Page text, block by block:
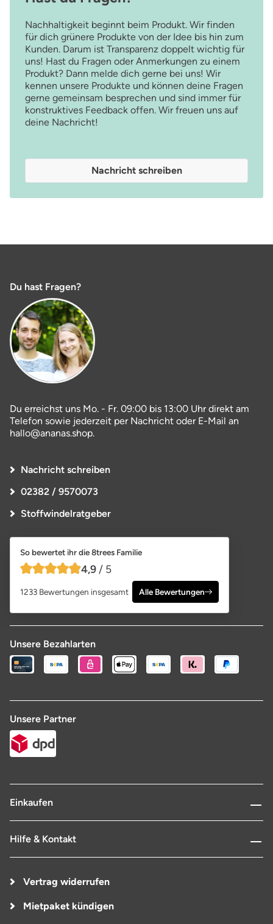
Nachhaltigkeit beginnt beim Produkt. Wir finden
für dich grünere Produkte von der Idee bis hin zum
Kunden. Darum ist Transparenz doppelt wichtig für
uns! Hast du Fragen oder Anmerkungen zu einem
Produkt? Dann melde dich gerne bei uns! Wir
kennen unsere Produkte und können deine Fragen
gerne gemeinsam besprechen und sind immer für
konstruktives Feedback offen. Wir freuen uns auf
deine Nachricht!
Nachricht schreiben
Du hast Fragen?
Du erreichst uns Mo. - Fr. 09:00 bis 13:00 Uhr direkt am
Telefon sowie jederzeit per Nachricht oder E-Mail an
hallo@ananas.shop.
Nachricht schreiben
02382 / 9570073
Stoffwindelratgeber
So bewertet ihr die 8trees Familie
4,9 von 5 Sternen
4,9 / 5
1233 Bewertungen insgesamt Alle Bewertungen
Unsere Bezahlarten
Unsere Partner
Einkaufen
Hilfe & Kontakt
Vertrag widerrufen
Mietpaket kündigen